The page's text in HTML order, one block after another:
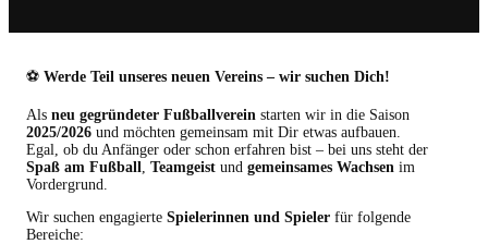
⚽ Werde Teil unseres neuen Vereins – wir suchen Dich!
Als neu gegründeter Fußballverein starten wir in die Saison
2025/2026 und möchten gemeinsam mit Dir etwas aufbauen.
Egal, ob du Anfänger oder schon erfahren bist – bei uns steht der
Spaß am Fußball, Teamgeist und gemeinsames Wachsen im
Vordergrund.
Wir suchen engagierte Spielerinnen und Spieler für folgende
Bereiche: